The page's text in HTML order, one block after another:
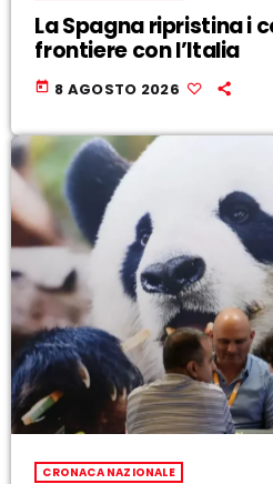
La Spagna ripristina i
frontiere con l’Italia
today 8 AGOSTO 2026
CRONACA NAZIONALE